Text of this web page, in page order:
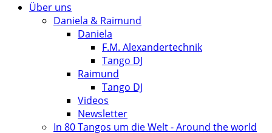
Über uns
Daniela & Raimund
Daniela
F.M. Alexandertechnik
Tango DJ
Raimund
Tango DJ
Videos
Newsletter
In 80 Tangos um die Welt - Around the world